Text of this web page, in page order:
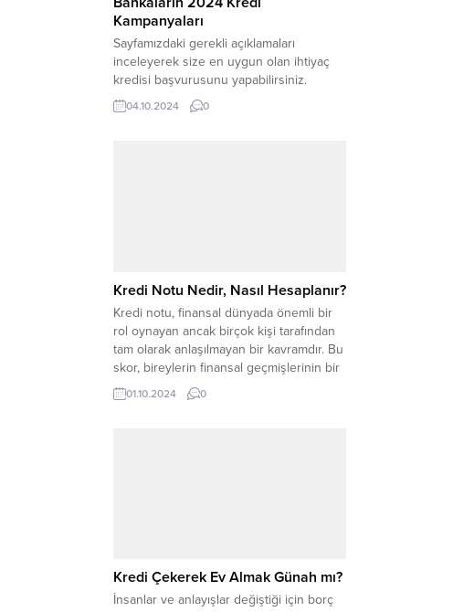
Kampanyaları
Sayfamızdaki gerekli açıklamaları
inceleyerek size en uygun olan ihtiyaç
kredisi başvurusunu yapabilirsiniz.
Günümüzde bireylerin ihtiyaçlarını
karşılamak için bankalardan kredi
04.10.2024 0
Kredi Notu Nedir, Nasıl Hesaplanır?
Kredi notu, finansal dünyada önemli bir
rol oynayan ancak birçok kişi tarafından
tam olarak anlaşılmayan bir kavramdır. Bu
skor, bireylerin finansal geçmişlerinin bir
özeti olarak düşünülebilir. Kredi notunuz,
kredi kuruluşları ve finansal kurumlar
01.10.2024 0
Kredi Çekerek Ev Almak Günah mı?
İnsanlar ve anlayışlar değiştiği için borç